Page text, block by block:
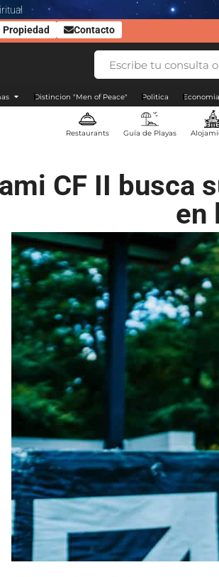
Contacto
Distincion "Men of Peace" Politica Economia
Restaurants Guía de Playas
CF II busca
en